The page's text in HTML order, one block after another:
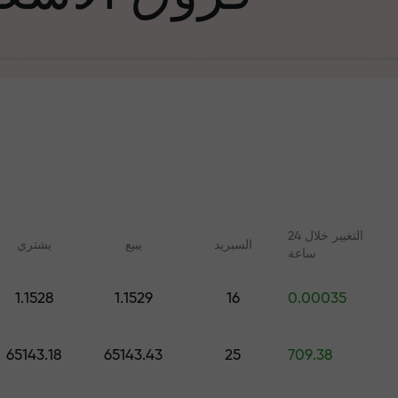
في التجارة
جائزة هديتك
يشتري يبيع السبرید
التغيير خلال 24
ساعة
1.1528 1.1529 16 0.00035
65143.18 65143.43 25 709.38
وندوات عبر الإنترنت لجميع
الرقمية والعقود الآجلة